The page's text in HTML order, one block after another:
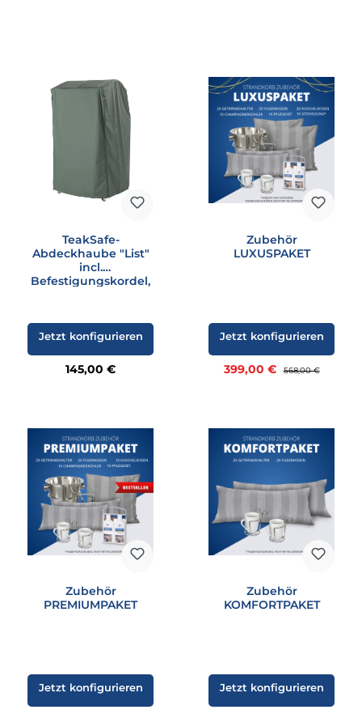
TeakSafe-
Abdeckhaube "List"
incl.
Befestigungskordel,
Regulärer Preis:
145,00 €
Jetzt konfigurieren
Zubehör
LUXUSPAKET
Verkaufspreis:
399,00 € Regulärer Preis:
568,00 €
Jetzt konfigurieren
Zubehör
PREMIUMPAKET
Jetzt konfigurieren
Zubehör
KOMFORTPAKET
Jetzt konfigurieren